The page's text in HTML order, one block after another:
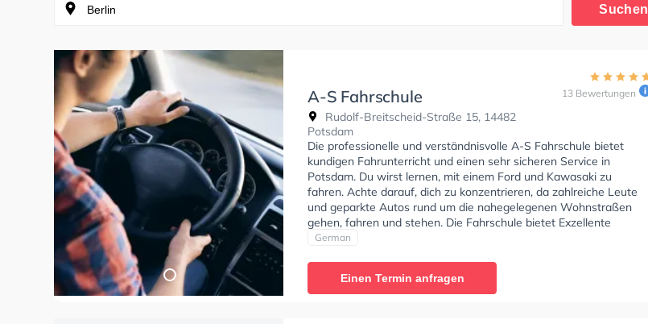
Suchen
A-S Fahrschule
Rudolf-Breitscheid-Straße 15, 14482
Potsdam
13 Bewertungen
Die professionelle und verständnisvolle A-S Fahrschule bietet
kundigen Fahrunterricht und einen sehr sicheren Service in
Potsdam. Du wirst lernen, mit einem Ford und Kawasaki zu
fahren. Achte darauf, dich zu konzentrieren, da zahlreiche Leute
und geparkte Autos rund um die nahegelegenen Wohnstraßen
gehen, fahren und stehen. Die Fahrschule bietet Exzellente
Bedingungen um deine Klasse A1, Klasse B, Klasse A, Klasse BE,
CE, Klasse D und Mofa - Prüfbescheinigung zu erhalten. In der A-
S Fahrschule Sie können einen Termin online anfragen.
German
Einen Termin anfragen